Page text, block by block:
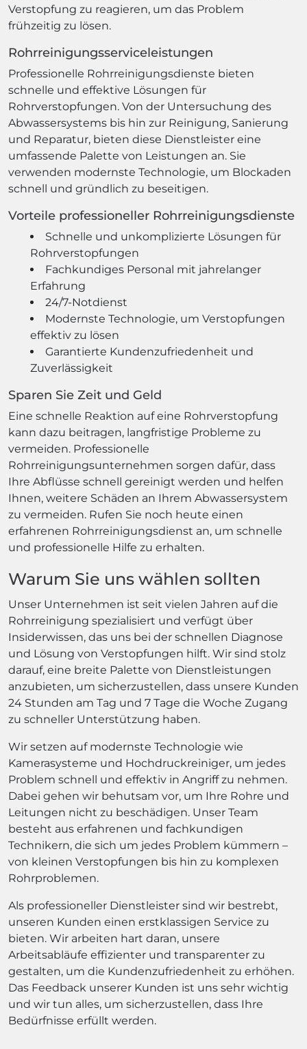
Verstopfung zu reagieren, um das Problem
frühzeitig zu lösen.
Rohrreinigungsserviceleistungen
Professionelle Rohrreinigungsdienste bieten
schnelle und effektive Lösungen für
Rohrverstopfungen. Von der Untersuchung des
Abwassersystems bis hin zur Reinigung, Sanierung
und Reparatur, bieten diese Dienstleister eine
umfassende Palette von Leistungen an. Sie
verwenden modernste Technologie, um Blockaden
schnell und gründlich zu beseitigen.
Vorteile professioneller Rohrreinigungsdienste
Schnelle und unkomplizierte Lösungen für
Rohrverstopfungen
Fachkundiges Personal mit jahrelanger
Erfahrung
24/7-Notdienst
Modernste Technologie, um Verstopfungen
effektiv zu lösen
Garantierte Kundenzufriedenheit und
Zuverlässigkeit
Sparen Sie Zeit und Geld
Eine schnelle Reaktion auf eine Rohrverstopfung
kann dazu beitragen, langfristige Probleme zu
vermeiden. Professionelle
Rohrreinigungsunternehmen sorgen dafür, dass
Ihre Abflüsse schnell gereinigt werden und helfen
Ihnen, weitere Schäden an Ihrem Abwassersystem
zu vermeiden. Rufen Sie noch heute einen
erfahrenen Rohrreinigungsdienst an, um schnelle
und professionelle Hilfe zu erhalten.
Warum Sie uns wählen sollten
Unser Unternehmen ist seit vielen Jahren auf die
Rohrreinigung spezialisiert und verfügt über
Insiderwissen, das uns bei der schnellen Diagnose
und Lösung von Verstopfungen hilft. Wir sind stolz
darauf, eine breite Palette von Dienstleistungen
anzubieten, um sicherzustellen, dass unsere Kunden
24 Stunden am Tag und 7 Tage die Woche Zugang
zu schneller Unterstützung haben.
Wir setzen auf modernste Technologie wie
Kamerasysteme und Hochdruckreiniger, um jedes
Problem schnell und effektiv in Angriff zu nehmen.
Dabei gehen wir behutsam vor, um Ihre Rohre und
Leitungen nicht zu beschädigen. Unser Team
besteht aus erfahrenen und fachkundigen
Technikern, die sich um jedes Problem kümmern –
von kleinen Verstopfungen bis hin zu komplexen
Rohrproblemen.
Als professioneller Dienstleister sind wir bestrebt,
unseren Kunden einen erstklassigen Service zu
bieten. Wir arbeiten hart daran, unsere
Arbeitsabläufe effizienter und transparenter zu
gestalten, um die Kundenzufriedenheit zu erhöhen.
Das Feedback unserer Kunden ist uns sehr wichtig
und wir tun alles, um sicherzustellen, dass Ihre
Bedürfnisse erfüllt werden.